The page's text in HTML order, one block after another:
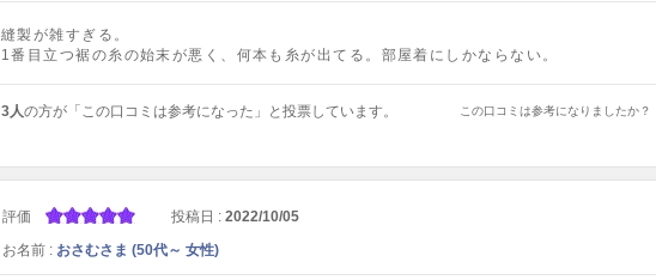
縫製が雑すぎる。
1番目立つ裾の糸の始末が悪く、何本も糸が出てる。部屋着にしかならない。
この口コミは参考になりましたか？
3人の方が「この口コミは参考になった」と投票しています。
評価 投稿日 : 2022/10/05
お名前 : おさむさま (50代～ 女性)